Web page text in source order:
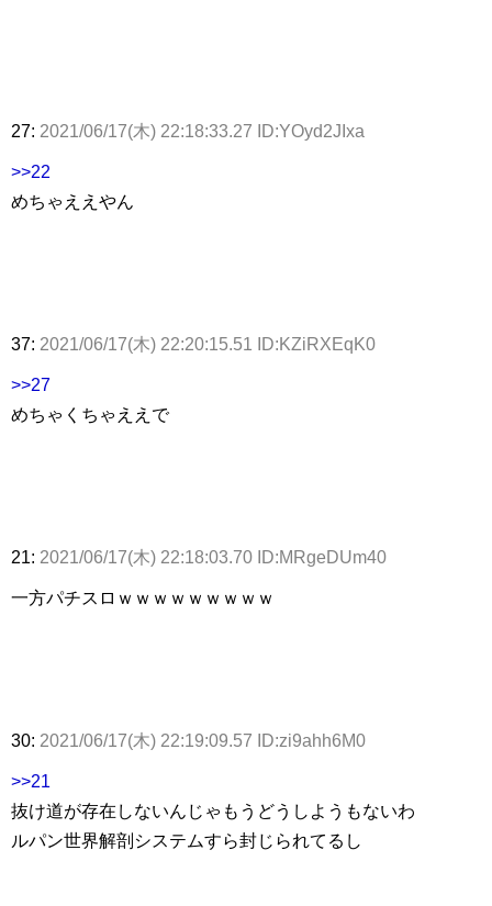
27: 2021/06/17(木) 22:18:33.27 ID:YOyd2JIxa
>>22
めちゃええやん
37: 2021/06/17(木) 22:20:15.51 ID:KZiRXEqK0
>>27
めちゃくちゃええで
21: 2021/06/17(木) 22:18:03.70 ID:MRgeDUm40
一方パチスロｗｗｗｗｗｗｗｗｗ
30: 2021/06/17(木) 22:19:09.57 ID:zi9ahh6M0
>>21
抜け道が存在しないんじゃもうどうしようもないわ
ルパン世界解剖システムすら封じられてるし